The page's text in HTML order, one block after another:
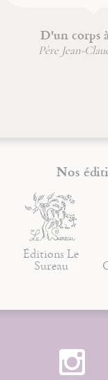
D'un corps
Père Jean-
Nos
Éditions Le
Sureau